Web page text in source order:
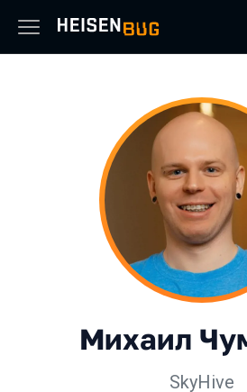
Михаил
SkyHive